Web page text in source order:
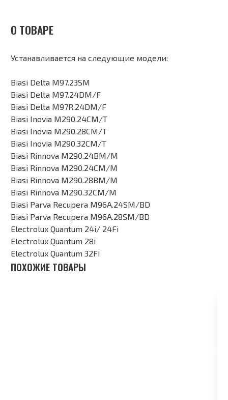
О ТОВАРЕ
Устанавливается на следующие модели:
Biasi Delta M97.23SM
Biasi Delta M97.24DM/F
Biasi Delta M97R.24DM/F
Biasi Inovia M290.24CM/T
Biasi Inovia M290.28CM/T
Biasi Inovia M290.32CM/T
Biasi Rinnova M290.24BM/M
Biasi Rinnova M290.24CM/M
Biasi Rinnova M290.28BM/M
Biasi Rinnova M290.32CM/M
Biasi Parva Recupera M96A.24SM/BD
Biasi Parva Recupera M96A.28SM/BD
Electrolux Quantum 24i/ 24Fi
Electrolux Quantum 28i
Electrolux Quantum 32Fi
ПОХОЖИЕ ТОВАРЫ